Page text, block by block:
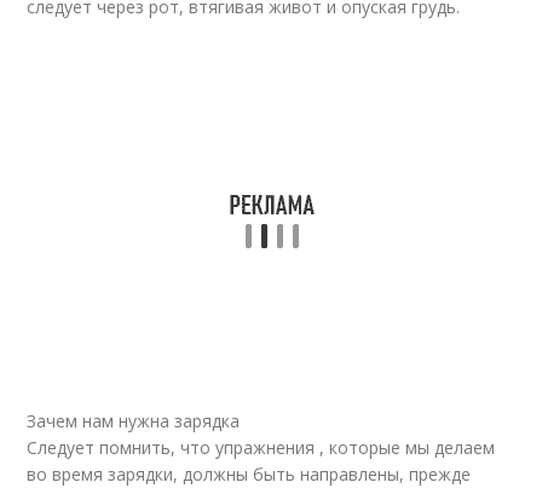
следует через рот, втягивая живот и опуская грудь.
Зачем нам нужна зарядка
Следует помнить, что упражнения , которые мы делаем
во время зарядки, должны быть направлены, прежде